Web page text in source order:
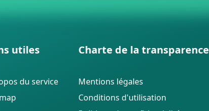
utiles
du service
Charte de la transparence
Mentions légales
Conditions d'utilisation